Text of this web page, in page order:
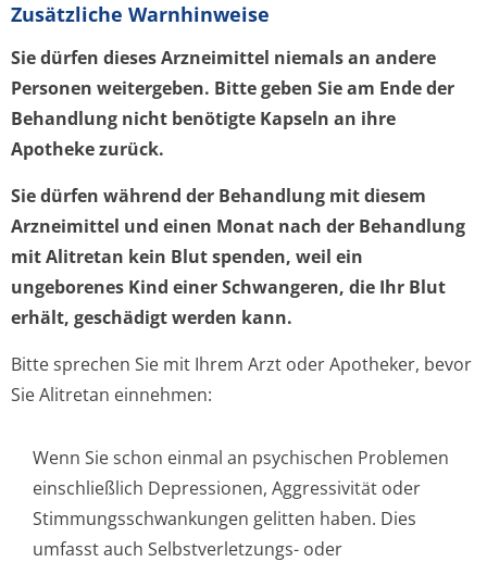
Zusätzliche Warnhinweise
Sie dürfen dieses Arzneimittel niemals an andere
Personen weitergeben. Bitte geben Sie am Ende der
Behandlung nicht benötigte Kapseln an ihre
Apotheke zurück.
Sie dürfen während der Behandlung mit diesem
Arzneimittel und einen Monat nach der Behandlung
mit Alitretan kein Blut spenden, weil ein
ungeborenes Kind einer Schwangeren, die Ihr Blut
erhält, geschädigt werden kann.
Bitte sprechen Sie mit Ihrem Arzt oder Apotheker, bevor
Sie Alitretan einnehmen:
Wenn Sie schon einmal an psychischen Problemen
einschließlich Depressionen, Aggressivität oder
Stimmungsschwan­kungen gelitten haben. Dies
umfasst auch Selbstverletzungs- oder